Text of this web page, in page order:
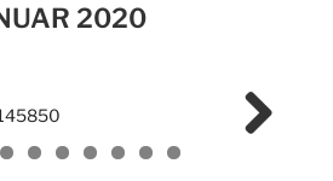
2020